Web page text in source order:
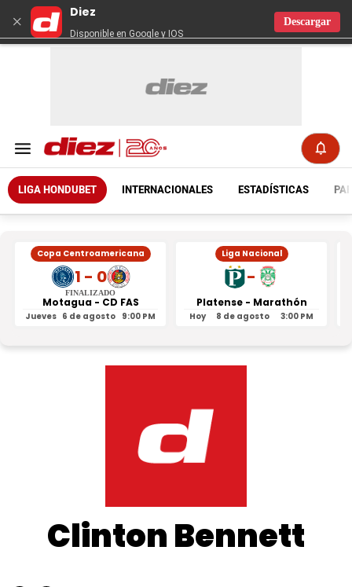
×
Diez
Disponible en Google y IOS
Descargar
LIGA HONDUBET INTERNACIONALES ESTADÍSTICAS
Copa Centroamericana
1 - 0
FINALIZADO
Motagua - CD FAS
Jueves 6 de agosto 9:00 PM
Liga Nacional
-
Platense - Marathón
Hoy 8 de agosto 3:00 PM
Clinton Bennett